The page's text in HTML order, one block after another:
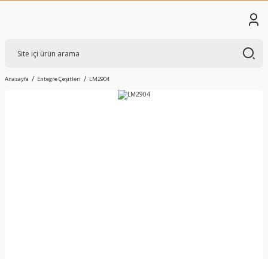
Anasayfa Entegre Çeşitleri LM2904